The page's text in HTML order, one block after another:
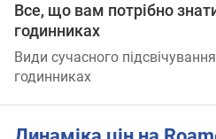
Все, що вам потрібно
годинниках
Види сучасного
годинниках